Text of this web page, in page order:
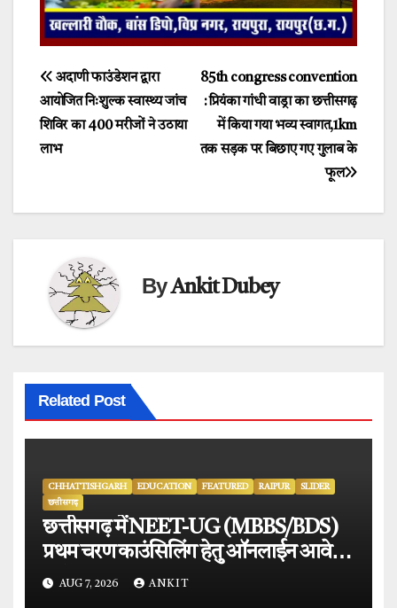
Post
navigation
85th congress convention
: प्रियंका गांधी वाड्रा का छत्तीसगढ़
में किया गया भव्य स्वागत,1km
तक सड़क पर बिछाए गए गुलाब के
फूल
अदाणी फाउंडेशन द्वारा
आयोजित निःशुल्क स्वास्थ्य जांच
शिविर का 400 मरीजों ने उठाया
लाभ
ByAnkit Dubey
Related Post
CHHATTISHGARH EDUCATION FEATURED RAIPUR
SLIDER
छत्तीसगढ़
छत्तीसगढ़ में NEET-UG (MBBS/BDS)
प्रथम चरण काउंसिलिंग हेतु ऑनलाईन आवेदन
प्रारंभ.
AUG 7, 2026 ANKIT